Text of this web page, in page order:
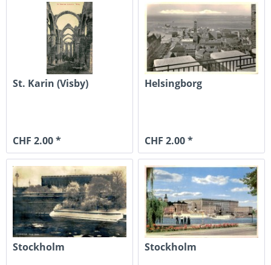
St. Karin (Visby)
CHF 2.00 *
Helsingborg
CHF 2.00 *
Stockholm Stockholm